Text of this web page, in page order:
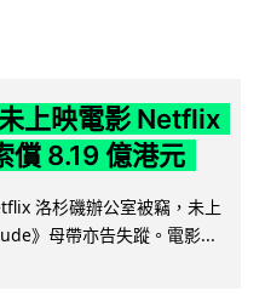
上映電影 Netflix
償 8.19 億港元
洛杉磯辦公室被竊，未上
》母帶亦告失蹤。電影...